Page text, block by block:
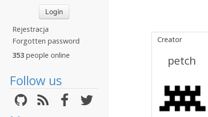
Rejestracja
Forgotten password
353 people online
Follow us
Creator
petch